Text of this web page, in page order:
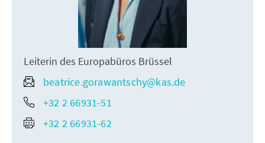
Leiterin des Europabüros Brüssel
beatrice.gorawantschy@kas.de
+32 2 66931-51
+32 2 66931-62